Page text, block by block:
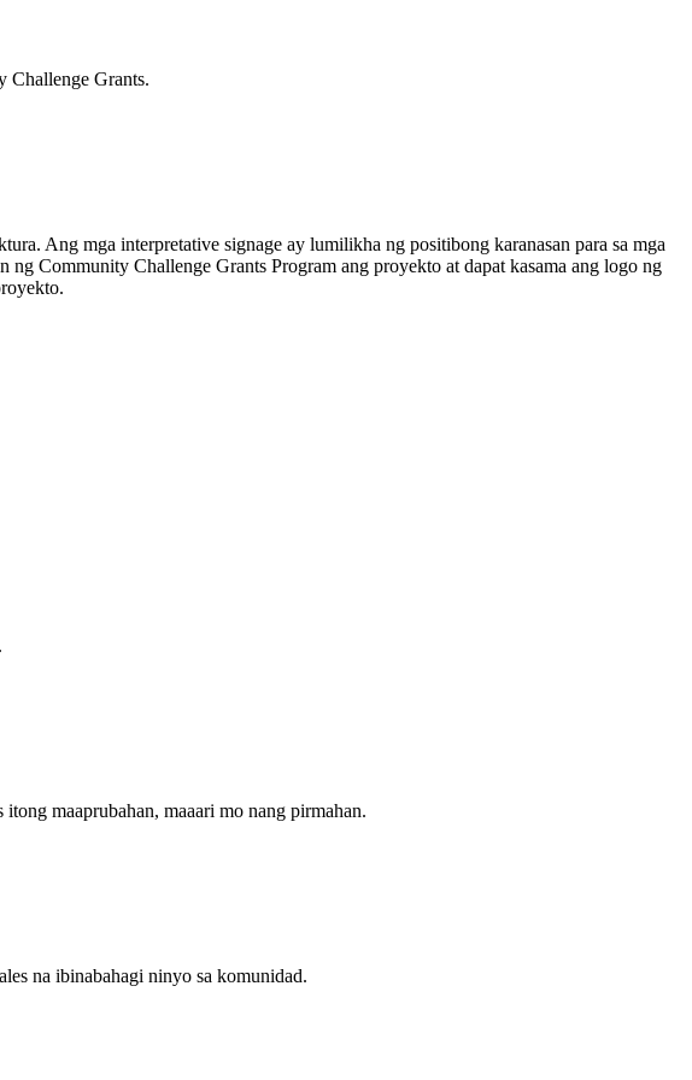
Challenge Grants.
Ang mga interpretative signage ay lumilikha ng positibong karanasan para sa mga
Community Challenge Grants Program ang proyekto at dapat kasama ang logo ng
maaprubahan, maaari mo nang pirmahan.
na ibinabahagi ninyo sa komunidad.